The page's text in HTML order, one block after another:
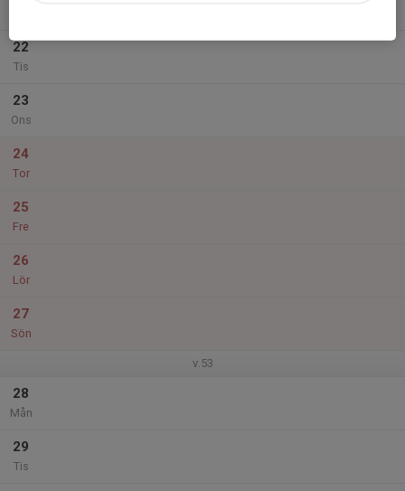
22
Tis
23
Ons
24
Tor
25
Fre
26
Lör
27
Sön
v.53
28
Mån
29
Tis